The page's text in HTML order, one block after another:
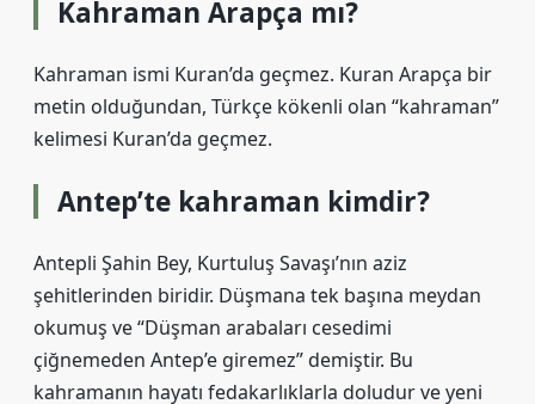
Kahraman Arapça mı?
Kahraman ismi Kuran’da geçmez. Kuran Arapça bir
metin olduğundan, Türkçe kökenli olan “kahraman”
kelimesi Kuran’da geçmez.
Antep’te kahraman kimdir?
Antepli Şahin Bey, Kurtuluş Savaşı’nın aziz
şehitlerinden biridir. Düşmana tek başına meydan
okumuş ve “Düşman arabaları cesedimi
çiğnemeden Antep’e giremez” demiştir. Bu
kahramanın hayatı fedakarlıklarla doludur ve yeni